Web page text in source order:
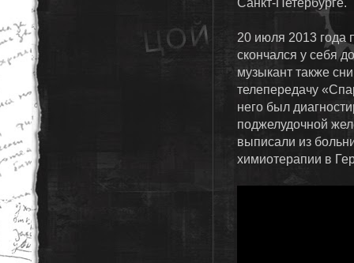
Санкт-Петербурге.
20 июля 2013 года
скончался у себя
музыкант также
телепередачу
него был
поджелудочной
выписали из
химиотерапии в